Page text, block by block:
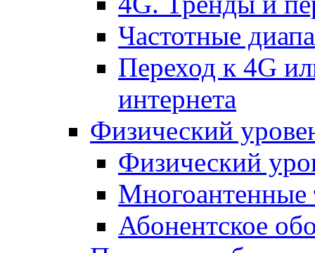
Частотные
Переход к 4G
интернета
Физический
Физический
Многоантенные
Абонентское